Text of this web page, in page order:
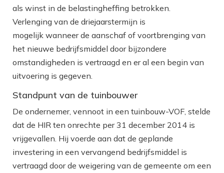
als winst in de belastingheffing betrokken.
Verlenging van de driejaarstermijn is
mogelijk wanneer de aanschaf of voortbrenging van
het nieuwe bedrijfsmiddel door bijzondere
omstandigheden is vertraagd en er al een begin van
uitvoering is gegeven.
Standpunt van de tuinbouwer
De ondernemer, vennoot in een tuinbouw-VOF, stelde
dat de HIR ten onrechte per 31 december 2014 is
vrijgevallen. Hij voerde aan dat de geplande
investering in een vervangend bedrijfsmiddel is
vertraagd door de weigering van de gemeente om een